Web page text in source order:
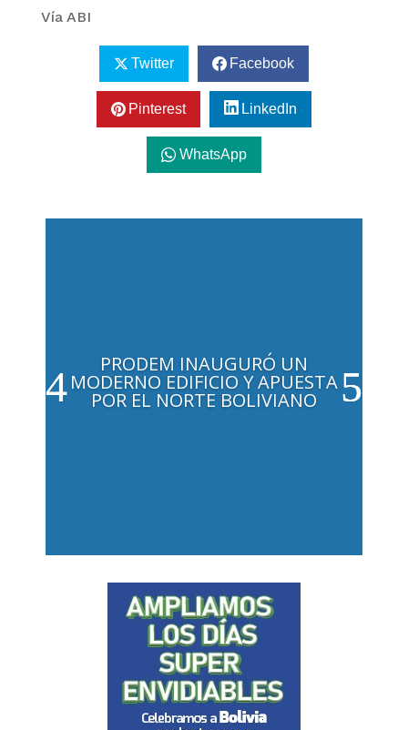
Vía ABI
Twitter Facebook
Pinterest LinkedIn
WhatsApp
PRODEM INAUGURÓ UN
MODERNO EDIFICIO Y APUESTA
POR EL NORTE BOLIVIANO